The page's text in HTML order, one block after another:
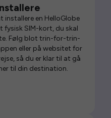
installere en HelloGlobe
fysisk SIM-kort, du skal
Følg blot trin-for-trin-
eller på websitet for
så du er klar til at gå
til din destination.